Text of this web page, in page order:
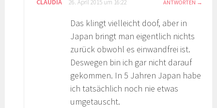
CLAUDIA 26. April 2015 um 16:22 ANTWORTEN
Das klingt vielleicht doof, aber in
Japan bringt man eigentlich nichts
zurück obwohl es einwandfrei ist.
Deswegen bin ich gar nicht darauf
gekommen. In 5 Jahren Japan habe
ich tatsächlich noch nie etwas
umgetauscht.